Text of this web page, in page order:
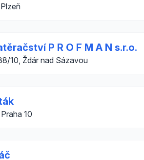
P R O F M A N s.r.o.
10, Ždár nad Sázavou
10